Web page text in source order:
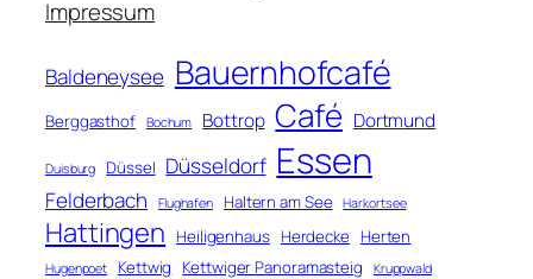
n
Impressum
Baldeneysee Bauernhofcafé
Berggasthof Bochum Bottrop Café Dortmund
Duisburg Düssel Düsseldorf Essen
Felderbach Flughafen Haltern am See Harkortsee
Hattingen Heiligenhaus Herdecke Herten
Hugenpoet Kettwig Kettwiger Panoramasteig Kruppwald